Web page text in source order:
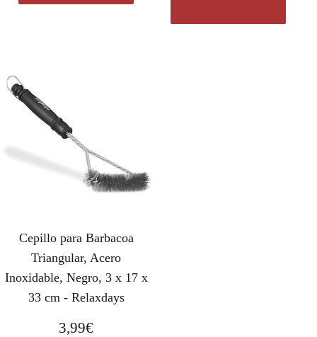
Cepillo para Barbacoa
Triangular, Acero
Inoxidable, Negro, 3 x 17 x
33 cm - Relaxdays
3,99€